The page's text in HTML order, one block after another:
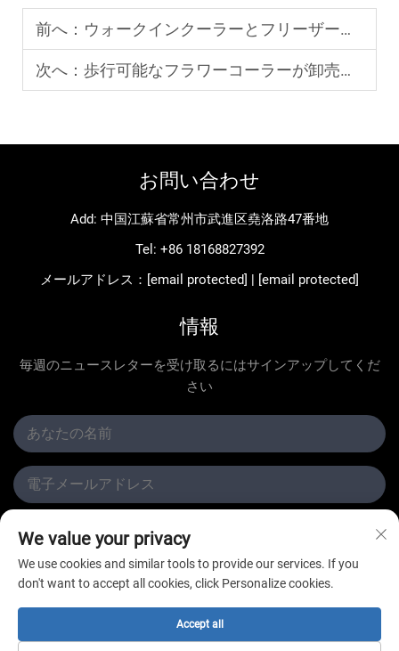
前へ： ウォークインクーラーとフリーザーのコンボユニットが運用コストを削減する方法
次へ： 歩行可能なフラワーコーラーが卸売花流通において果たす役割
お問い合わせ
Add: 中国江蘇省常州市武進区堯洛路47番地
Tel: +86 18168827392
メールアドレス： [email protected] | [email protected]
情報
毎週のニュースレターを受け取るにはサインアップしてくだ
さい
提出する
We value your privacy
We use cookies and similar tools to provide our services. If you
don't want to accept all cookies, click Personalize cookies.
Accept all